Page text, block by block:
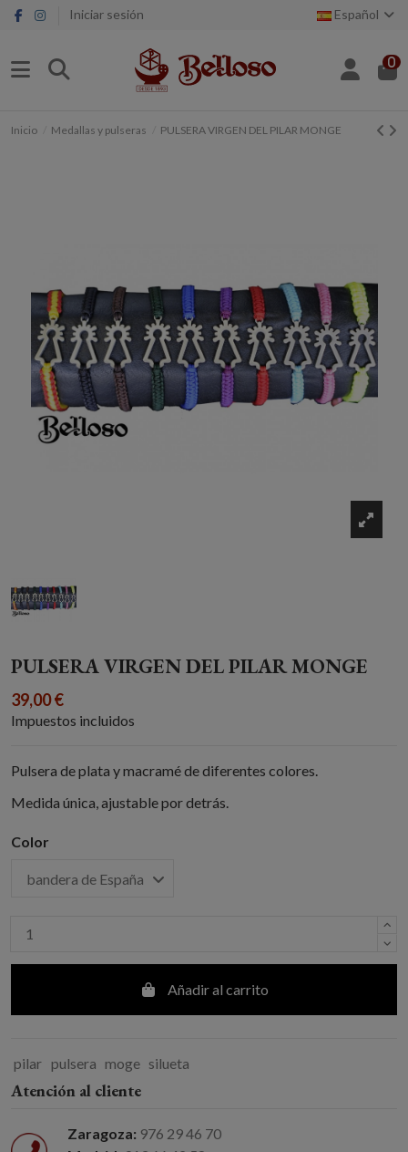
Iniciar sesión Español
0
Inicio Medallas y pulseras PULSERA VIRGEN DEL PILAR MONGE
PULSERA VIRGEN DEL PILAR MONGE
39,00 €
Impuestos incluidos
Pulsera de plata y macramé de diferentes colores.
Medida única, ajustable por detrás.
Color
Añadir al carrito
pilar pulsera moge silueta
Atención al cliente
Zaragoza: 976 29 46 70